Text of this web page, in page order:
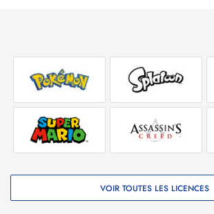
VOIR TOUTES LES LICENCES